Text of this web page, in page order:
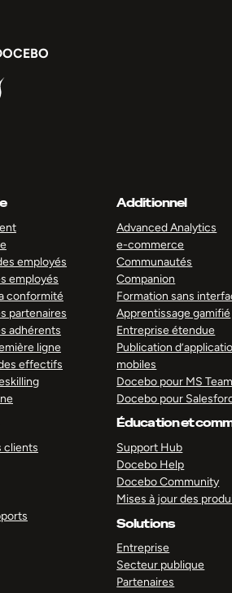
employés
employés
conformité
partenaires
adhérents
ligne
effectifs
clients
Additionnel
Advanced Analytics
e-commerce
Communautés
Companion
Formation sans
Apprentissage gamifié
Entreprise étendue
Publication
mobiles
Docebo pour MS
Docebo pour
Éducation et
Support Hub
Docebo Help
Docebo Community
Mises à jour des
Solutions
Entreprise
Secteur publique
Partenaires